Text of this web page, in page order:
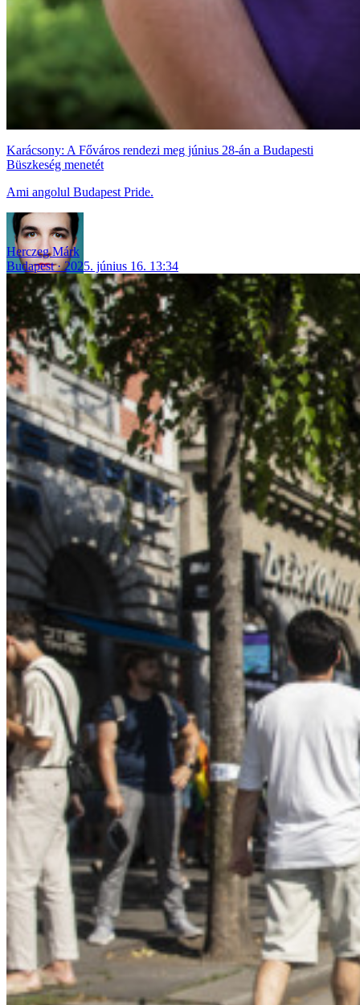
Karácsony: A Főváros rendezi meg június 28-án a Budapesti
Büszkeség menetét
Ami angolul Budapest Pride.
Herczeg Márk
Budapest
2025. június 16. 13:34